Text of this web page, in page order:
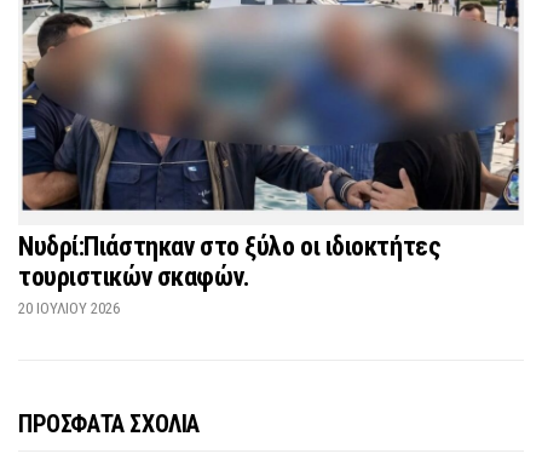
Νυδρί:Πιάστηκαν στο ξύλο οι ιδιοκτήτες
τουριστικών σκαφών.
20 ΙΟΥΛΊΟΥ 2026
ΠΡΟΣΦΑΤΑ ΣΧΟΛΙΑ